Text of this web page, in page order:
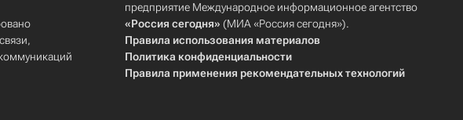
предприятие Международное информационное агентство
«Россия сегодня» (МИА «Россия сегодня»).
Правила использования материалов
Политика конфиденциальности
Правила применения рекомендательных технологий